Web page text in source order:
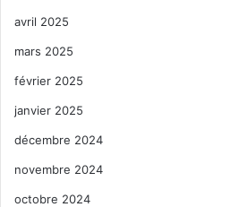
avril 2025
mars 2025
février 2025
janvier 2025
décembre 2024
novembre 2024
octobre 2024